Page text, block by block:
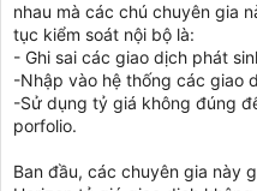
nhau mà các chú chuyên gia
tục kiểm soát nội bộ là:
- Ghi sai các giao dịch phát
-Nhập vào hệ thống các giao
-Sử dụng tỷ giá không đúng
porfolio.
Ban đầu, các chuyên gia này